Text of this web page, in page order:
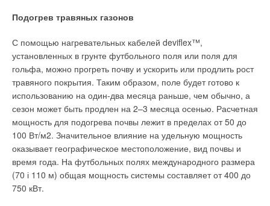
Подогрев травяных газонов
С помощью нагревательных кабелей deviflex™,
установленных в грунте футбольного поля или поля для
гольфа, можно прогреть почву и ускорить или продлить рост
травяного покрытия. Таким образом, поле будет готово к
использованию на один-два месяца раньше, чем обычно, а
сезон может быть продлен на 2–3 месяца осенью. Расчетная
мощность для подогрева почвы лежит в пределах от 50 до
100 Вт/м2. Значительное влияние на удельную мощность
оказывает географическое местоположение, вид почвы и
время года. На футбольных полях международного размера
(70 і 110 м) общая мощность системы составляет от 400 до
750 кВт.